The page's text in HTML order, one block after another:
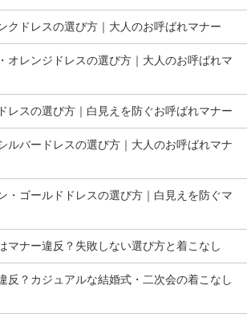
クドレスの選び方｜大人のお呼ばれマナー
オレンジドレスの選び方｜大人のお呼ばれマ
レスの選び方｜白見えを防ぐお呼ばれマナー
ルバードレスの選び方｜大人のお呼ばれマナ
・ゴールドドレスの選び方｜白見えを防ぐマ
マナー違反？失敗しない選び方と着こなし
反？カジュアルな結婚式・二次会の着こなし